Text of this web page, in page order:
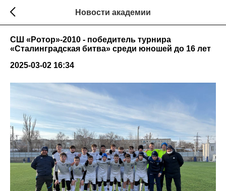
Новости академии
СШ «Ротор»-2010 - победитель турнира
«Сталинградская битва» среди юношей до 16 лет
2025-03-02 16:34